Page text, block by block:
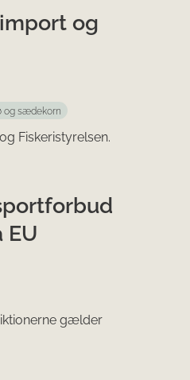
og
og sædekorn
Fiskeristyrelsen.
gælder